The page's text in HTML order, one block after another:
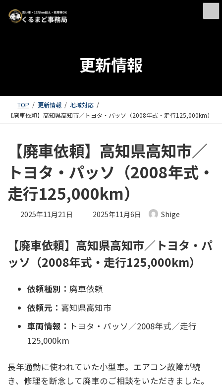
更新情報
TOP 更新情報
地域対応
【廃車依頼】高知県高知市／トヨタ・パッソ（2008年式・走行125,000km）
【廃車依頼】高知県高知市／
トヨタ・パッソ（2008年式・
走行125,000km）
2025年11月21日 最終更新日時 :
2025年11月6日 Shige
【廃車依頼】高知県高知市／トヨタ・パ
ッソ（2008年式・走行125,000km）
依頼種別： 廃車依頼
依頼元： 高知県高知市
車両情報： トヨタ・パッソ／2008年式／走行
125,000km
長年通勤に使われていた小型車。エアコン故障が続
き、修理を断念して廃車のご相談をいただきました。